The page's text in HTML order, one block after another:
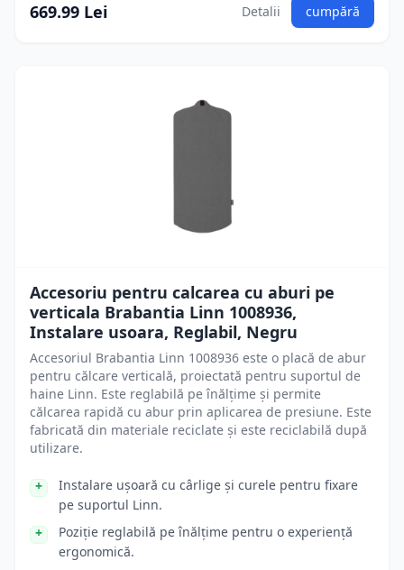
669.99 Lei Detalii cumpără
Accesoriu pentru calcarea cu aburi pe
verticala Brabantia Linn 1008936,
Instalare usoara, Reglabil, Negru
Accesoriul Brabantia Linn 1008936 este o placă de abur
pentru călcare verticală, proiectată pentru suportul de
haine Linn. Este reglabilă pe înălțime și permite
călcarea rapidă cu abur prin aplicarea de presiune. Este
fabricată din materiale reciclate și este reciclabilă după
utilizare.
Instalare ușoară cu cârlige și curele pentru fixare
pe suportul Linn.
Poziție reglabilă pe înălțime pentru o experiență
ergonomică.